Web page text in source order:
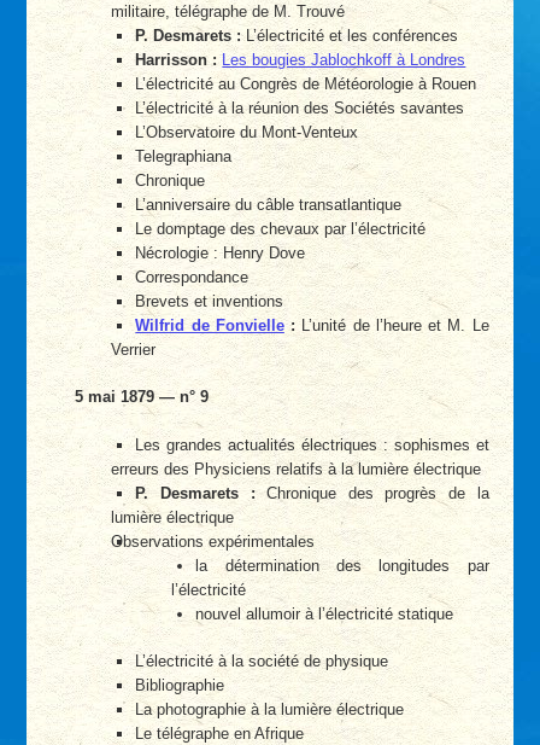
militaire, télégraphe de M. Trouvé
P. Desmarets :L’électricité et les conférences
Harrisson : Les bougies Jablochkoff à Londres
L’électricité au Congrès de Météorologie à Rouen
L’électricité à la réunion des Sociétés savantes
L’Observatoire du Mont-Venteux
Telegraphiana
Chronique
L’anniversaire du câble transatlantique
Le domptage des chevaux par l’électricité
Nécrologie : Henry Dove
Correspondance
Brevets et inventions
Wilfrid de Fonvielle: L’unité de l’heure et M. Le
Verrier
5 mai 1879 — n° 9
Les grandes actualités électriques : sophismes et
erreurs des Physiciens relatifs à la lumière électrique
P. Desmarets :Chronique des progrès de la
lumière électrique
Observations expérimentales
la détermination des longitudes par
l’électricité
nouvel allumoir à l’électricité statique
L’électricité à la société de physique
Bibliographie
La photographie à la lumière électrique
Le télégraphe en Afrique